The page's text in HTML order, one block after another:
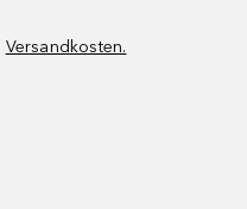
Versandkosten.